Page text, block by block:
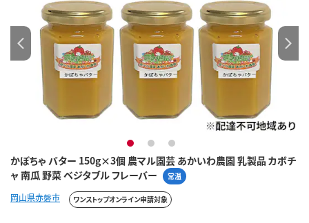
かぼちゃ バター 150g×3個 農マル園芸 あかいわ農園 乳製品 カボチ
ャ 南瓜 野菜 ベジタブル フレーバー
常温
1 2 3
岡山県赤磐市 ワンストップオンライン申請対象